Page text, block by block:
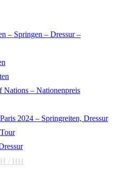
– Springen – Dressur –
Nations – Nationenpreis
2024 – Springreiten, Dressur
/ HH